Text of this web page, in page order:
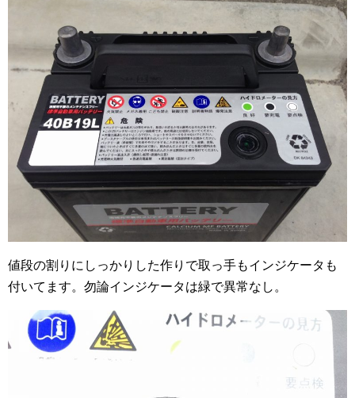
値段の割りにしっかりした作りで取っ手もインジケータも
付いてます。勿論インジケータは緑で異常なし。